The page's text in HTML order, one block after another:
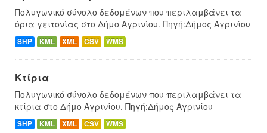
Πολυγωνικό σύνολο δεδομένων που περιλαμβάνει τα
όρια γειτονίας στο Δήμο Αγρινίου. Πηγή:Δήμος Αγρινίου
SHP KML XML CSV WMS
Κτίρια
Πολυγωνικό σύνολο δεδομένων που περιλαμβάνει τα
κτίρια στο Δήμο Αγρινίου. Πηγή:Δήμος Αγρινίου
SHP KML XML CSV WMS